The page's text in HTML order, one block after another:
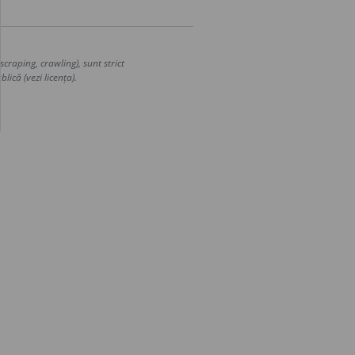
crawling), sunt strict
(vezi licența).